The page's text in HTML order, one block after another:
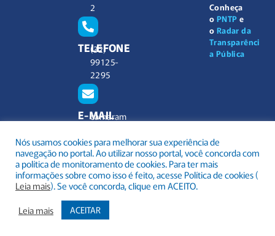
2
TELEFONE
(32)
99125-
2295
E-MAIL
camaram
barbacen
a.mg.gov.
br
Conheça
o PNTP e
o Radar da
Transparênci
a Pública
Todos os direitos reservados a Câmara Municipal Barbacena
Nós usamos cookies para melhorar sua experiência de
navegação no portal. Ao utilizar nosso portal, você concorda com
a política de monitoramento de cookies. Para ter mais
informações sobre como isso é feito, acesse Política de cookies (
Leia mais). Se você concorda, clique em ACEITO.
Leia mais
ACEITAR